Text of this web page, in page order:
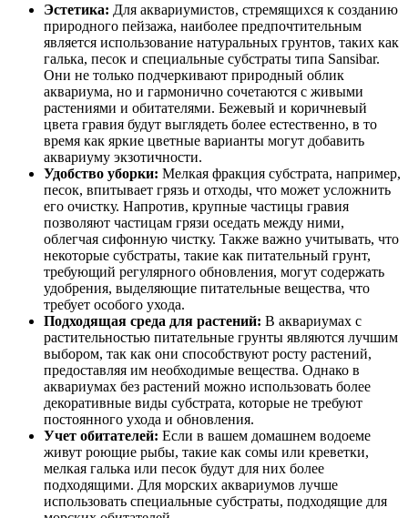
Эстетика: Для аквариумистов, стремящихся к созданию
природного пейзажа, наиболее предпочтительным
является использование натуральных грунтов, таких как
галька, песок и специальные субстраты типа Sansibar.
Они не только подчеркивают природный облик
аквариума, но и гармонично сочетаются с живыми
растениями и обитателями. Бежевый и коричневый
цвета гравия будут выглядеть более естественно, в то
время как яркие цветные варианты могут добавить
аквариуму экзотичности.
Удобство уборки: Мелкая фракция субстрата, например,
песок, впитывает грязь и отходы, что может усложнить
его очистку. Напротив, крупные частицы гравия
позволяют частицам грязи оседать между ними,
облегчая сифонную чистку. Также важно учитывать, что
некоторые субстраты, такие как питательный грунт,
требующий регулярного обновления, могут содержать
удобрения, выделяющие питательные вещества, что
требует особого ухода.
Подходящая среда для растений: В аквариумах с
растительностью питательные грунты являются лучшим
выбором, так как они способствуют росту растений,
предоставляя им необходимые вещества. Однако в
аквариумах без растений можно использовать более
декоративные виды субстрата, которые не требуют
постоянного ухода и обновления.
Учет обитателей: Если в вашем домашнем водоеме
живут роющие рыбы, такие как сомы или креветки,
мелкая галька или песок будут для них более
подходящими. Для морских аквариумов лучше
использовать специальные субстраты, подходящие для